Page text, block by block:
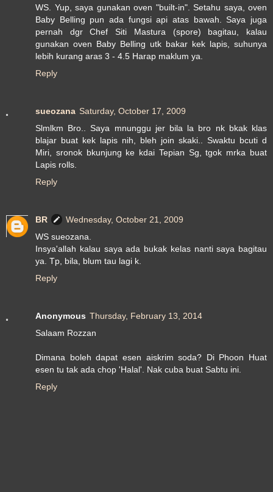
WS. Yup, saya gunakan oven "built-in". Setahu saya, oven
Baby Belling pun ada fungsi api atas bawah. Saya juga
pernah dgr Chef Siti Mastura (spore) bagitau, kalau
gunakan oven Baby Belling utk bakar kek lapis, suhunya
lebih kurang aras 3 - 4.5 Harap maklum ya.
Reply
sueozana Saturday, October 17, 2009
Slmlkm Bro.. Saya mnunggu jer bila la bro nk bkak klas
blajar buat kek lapis nih, bleh join skaki.. Swaktu bcuti d
Miri, sronok bkunjung ke kdai Tepian Sg, tgok mrka buat
Lapis rolls.
Reply
BR
Wednesday, October 21, 2009
WS sueozana.
Insya'allah kalau saya ada bukak kelas nanti saya bagitau
ya. Tp, bila, blum tau lagi k.
Reply
Anonymous Thursday, February 13, 2014
Salaam Rozzan
Dimana boleh dapat esen aiskrim soda? Di Phoon Huat
esen tu tak ada chop 'Halal'. Nak cuba buat Sabtu ini.
Reply